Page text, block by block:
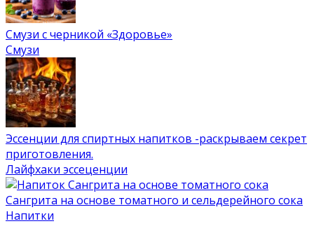
Смузи с черникой «Здоровье»
Смузи
Эссенции для спиртных напитков -раскрываем секрет
приготовления.
Лайфхаки эссеценции
Сангрита на основе томатного и сельдерейного сока
Напитки